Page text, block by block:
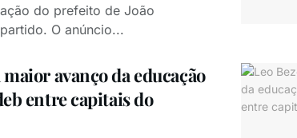
do prefeito de João
O anúncio...
avanço da educação
entre capitais do